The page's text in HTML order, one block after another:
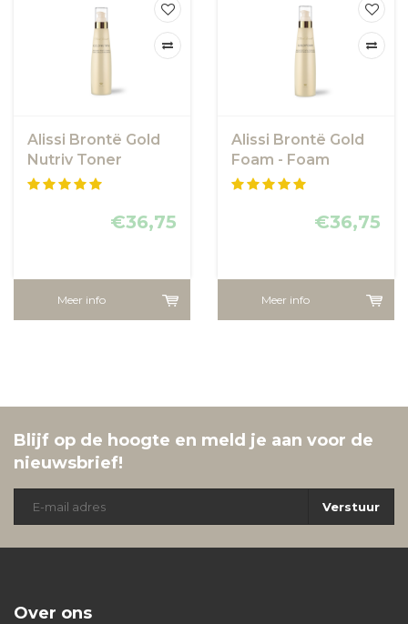
Alissi Brontë Gold
Nutriv Toner
€36,75
Meer info
Alissi Brontë Gold
Foam - Foam
Gezichtsreiniging
€36,75
Meer info
Blijf op de hoogte en meld je aan voor de
nieuwsbrief!
Verstuur
Over ons